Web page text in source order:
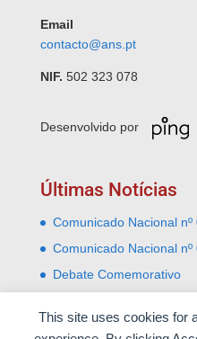
This site uses cookies for
Email
contacto@ans.pt
NIF. 502 323 078
Desenvolvido por
Últimas Notícias
Comunicado Nacional nº
Comunicado Nacional nº
Debate Comemorativo
Almoço comemorativo